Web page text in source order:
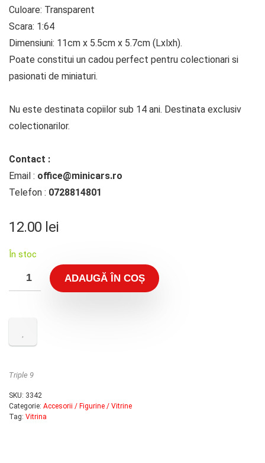
Culoare: Transparent
Scara: 1:64
Dimensiuni: 11cm x 5.5cm x 5.7cm (Lxlxh).
Poate constitui un cadou perfect pentru colectionari si
pasionati de miniaturi.
Nu este destinata copiilor sub 14 ani. Destinata exclusiv
colectionarilor.
Contact :
Email : office@minicars.ro
Telefon : 0728814801
12.00 lei
În stoc
ADAUGĂ ÎN COȘ
Triple 9
SKU: 3342
Categorie: Accesorii / Figurine / Vitrine
Tag: Vitrina